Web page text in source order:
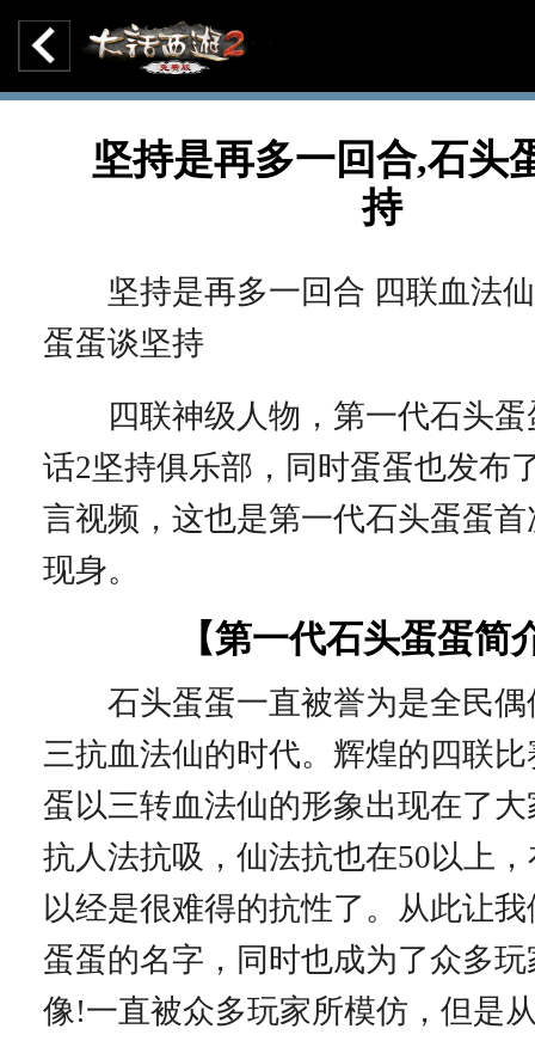
坚持是再多一回合,石头
持
坚持是再多一回合 四联血法仙
蛋蛋谈坚持
四联神级人物，第一代石头蛋
话2坚持俱乐部，同时蛋蛋也发布
言视频，这也是第一代石头蛋蛋
现身。
【第一代石头蛋蛋简
石头蛋蛋一直被誉为是全民偶
三抗血法仙的时代。辉煌的四联
蛋以三转血法仙的形象出现在了
抗人法抗吸，仙法抗也在50以上
以经是很难得的抗性了。从此让
蛋蛋的名字，同时也成为了众多
像!一直被众多玩家所模仿，但是